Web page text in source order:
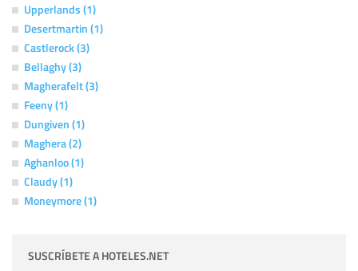
Upperlands (1)
Desertmartin (1)
Castlerock (3)
Bellaghy (3)
Magherafelt (3)
Feeny (1)
Dungiven (1)
Maghera (2)
Aghanloo (1)
Claudy (1)
Moneymore (1)
SUSCRÍBETE A HOTELES.NET